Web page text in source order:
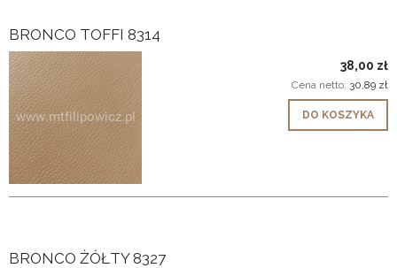
BRONCO TOFFI 8314
38,00 zł
Cena netto: 30,89 zł
DO KOSZYKA
BRONCO ŻÓŁTY 8327